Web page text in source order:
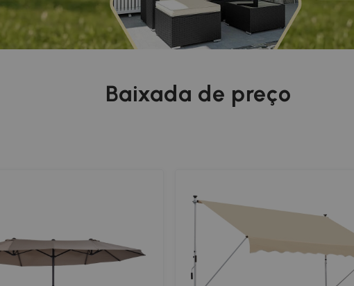
Baixada de preço